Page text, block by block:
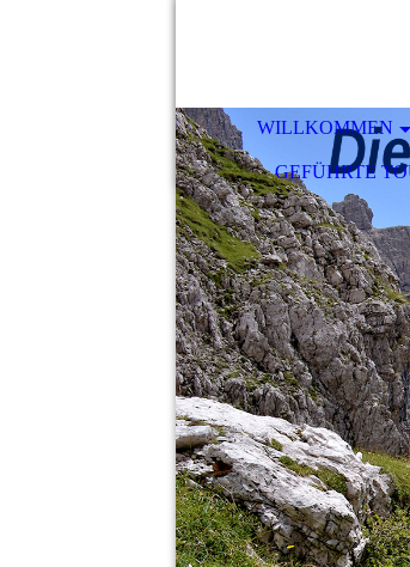
WILLKOMMEN
GEFÜHRTE